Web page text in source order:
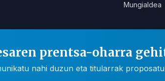
Mungialdea
prentsa-oharra
nahi duzun eta titularrak